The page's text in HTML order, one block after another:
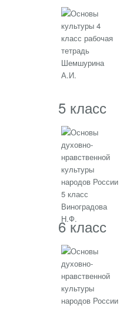
5 класс
6 класс